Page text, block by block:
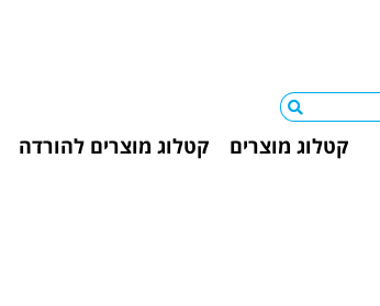
קטלוג מוצרים קטלוג מוצרים להורדה